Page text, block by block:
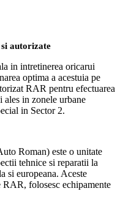
autorizate
in intretinerea oricarui
optima a acestuia pe
RAR pentru efectuarea
ales in zonele urbane
in Sector 2.
Roman) este o unitate
tehnice si reparatii la
si europeana. Aceste
folosesc echipamente